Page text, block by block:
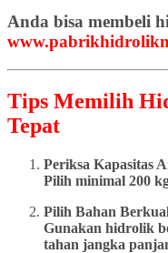
Anda bisa membeli
Tips Memilih
Tepat
Periksa Kapasitas
Pilih minimal 200
Pilih Bahan
Gunakan hidrolik
tahan jangka